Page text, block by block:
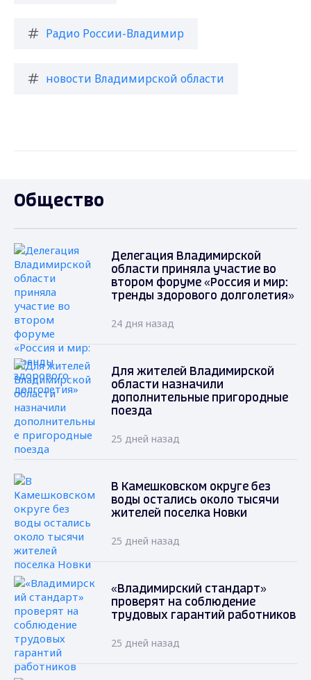
Радио России-Владимир
новости Владимирской области
Общество
Делегация Владимирской
области приняла участие во
втором форуме «Россия и мир:
тренды здорового долголетия»
24 дня назад
Для жителей Владимирской
области назначили
дополнительные пригородные
поезда
25 дней назад
В Камешковском округе без
воды остались около тысячи
жителей поселка Новки
25 дней назад
«Владимирский стандарт»
проверят на соблюдение
трудовых гарантий работников
25 дней назад